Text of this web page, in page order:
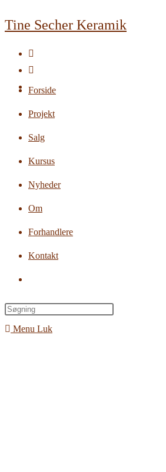
to
Tine Secher Keramik
Forside
Projekt
Salg
Kursus
Nyheder
Om
Forhandlere
Kontakt
website
search
Menu Luk